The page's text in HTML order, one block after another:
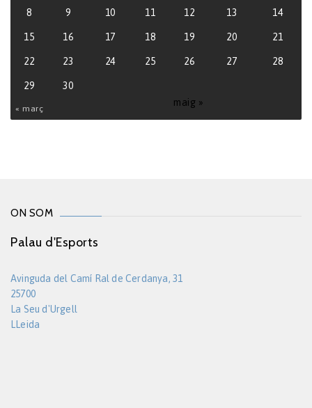
« març
maig »
8 9 10 11 12 13 14
15 16 17 18 19 20 21
22 23 24 25 26 27 28
29 30
ON SOM
Palau d'Esports
Avinguda del Camí Ral de Cerdanya, 31
25700
La Seu d'Urgell
LLeida